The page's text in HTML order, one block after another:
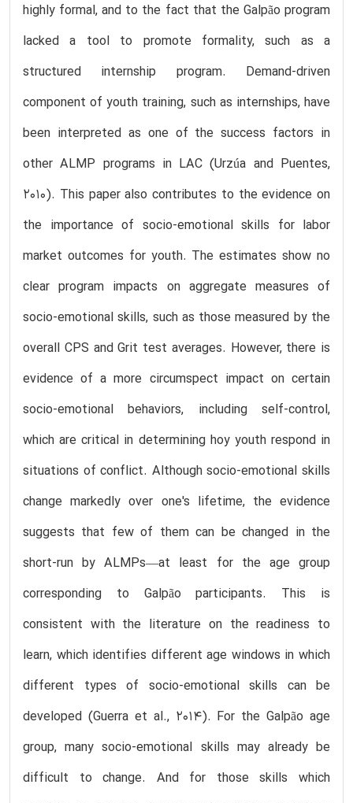
highly formal, and to the fact that the Galpão program
lacked a tool to promote formality, such as a
structured internship program. Demand-driven
component of youth training, such as internships, have
been interpreted as one of the success factors in
other ALMP programs in LAC (Urzúa and Puentes,
2010). This paper also contributes to the evidence on
the importance of socio-emotional skills for labor
market outcomes for youth. The estimates show no
clear program impacts on aggregate measures of
socio-emotional skills, such as those measured by the
overall CPS and Grit test averages. However, there is
evidence of a more circumspect impact on certain
socio-emotional behaviors, including self-control,
which are critical in determining hoy youth respond in
situations of conflict. Although socio-emotional skills
change markedly over one's lifetime, the evidence
suggests that few of them can be changed in the
short-run by ALMPs—at least for the age group
corresponding to Galpão participants. This is
consistent with the literature on the readiness to
learn, which identifies different age windows in which
different types of socio-emotional skills can be
developed (Guerra et al., 2014). For the Galpão age
group, many socio-emotional skills may already be
difficult to change. And for those skills which